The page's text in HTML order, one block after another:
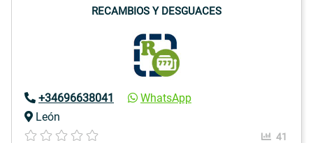
RECAMBIOS Y DESGUACES
+34696638041
WhatsApp
León
41